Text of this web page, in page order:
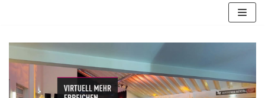
Inhalt
springen